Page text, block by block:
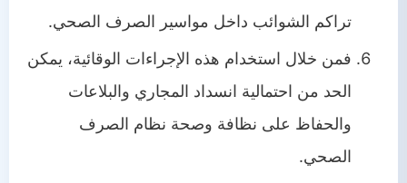
تراكم الشوائب داخل مواسير الصرف الصحي.
فمن خلال استخدام هذه الإجراءات الوقائية، يمكن
الحد من احتمالية انسداد المجاري والبلاعات
والحفاظ على نظافة وصحة نظام الصرف
الصحي.